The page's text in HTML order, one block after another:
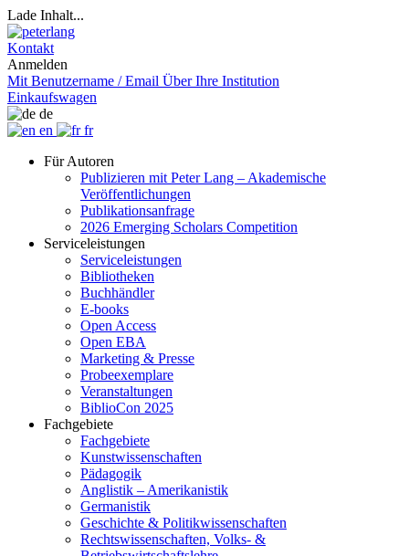
Lade Inhalt...
Kontakt
Anmelden
Mit Benutzername / Email Über Ihre Institution
Einkaufswagen
de
en
fr
Für Autoren
Publizieren mit Peter Lang – Akademische
Veröffentlichungen
Publikationsanfrage
2026 Emerging Scholars Competition
Serviceleistungen
Serviceleistungen
Bibliotheken
Buchhändler
E-books
Open Access
Open EBA
Marketing & Presse
Probeexemplare
Veranstaltungen
BiblioCon 2025
Fachgebiete
Fachgebiete
Kunstwissenschaften
Pädagogik
Anglistik – Amerikanistik
Germanistik
Geschichte & Politikwissenschaften
Rechtswissenschaften, Volks- &